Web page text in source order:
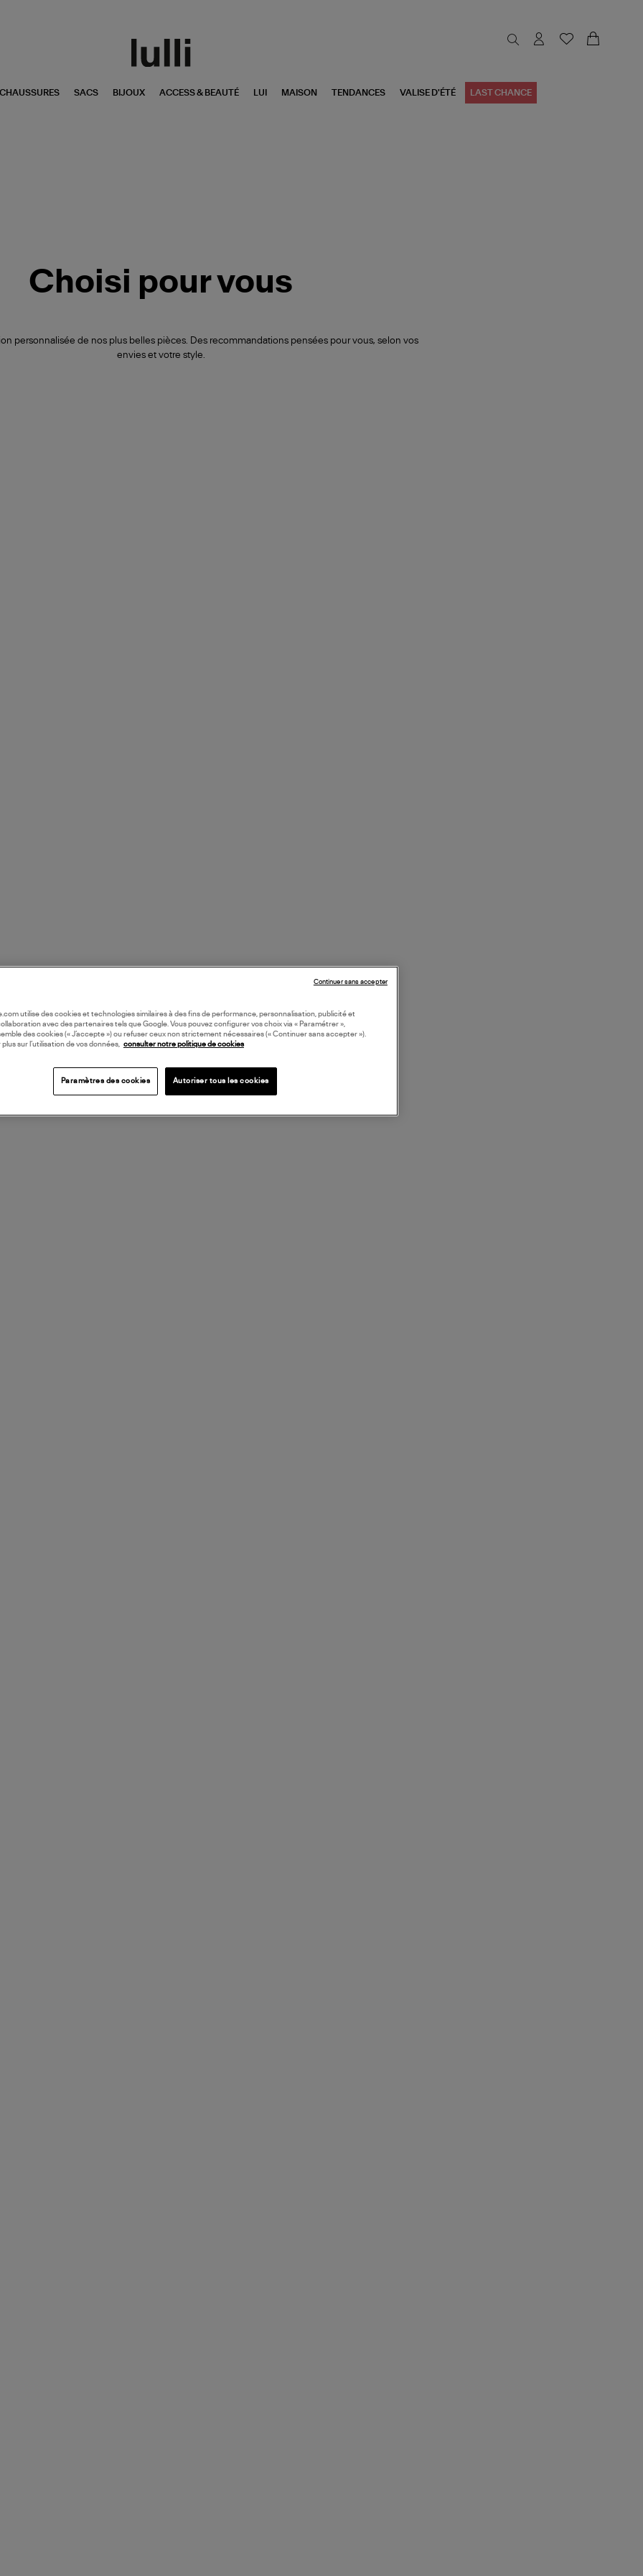
CHAUSSURES SACS BIJOUX ACCESS & BEAUTÉ LUI MAISON TENDANCES VALISE D'ÉTÉ LAST CHANCE
Choisi pour vous
personnalisée de nos plus belles pièces. Des recommandations pensées pour vous, selon vos
envies et votre style.
utilise des cookies et technologies similaires à des fins de performance, personnalisation, publicité et
avec des partenaires tels que Google. Vous pouvez configurer vos choix via « Paramétrer »,
des cookies (« J’accepte ») ou refuser ceux non strictement nécessaires (« Continuer sans accepter »).
plus sur l’utilisation de vos données, consulter notre politique de cookies
Paramètres des cookies Autoriser tous les cookies
Continuer sans accepter